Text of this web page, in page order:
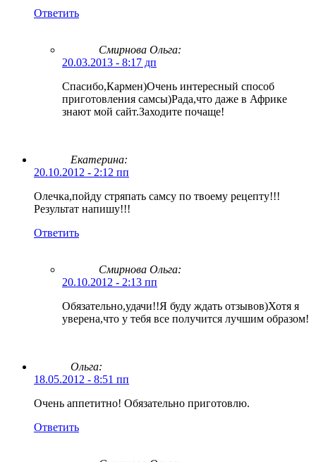
Ответить
Смирнова Ольга:
20.03.2013 - 8:17 дп
Спасибо,Кармен)Очень интересный способ
приготовления самсы)Рада,что даже в Африке
знают мой сайт.Заходите почаще!
Екатерина:
20.10.2012 - 2:12 пп
Олечка,пойду стряпать самсу по твоему рецепту!!!
Результат напишу!!!
Ответить
Смирнова Ольга:
20.10.2012 - 2:13 пп
Обязательно,удачи!!Я буду ждать отзывов)Хотя я
уверена,что у тебя все получится лучшим образом!
Ольга:
18.05.2012 - 8:51 пп
Очень аппетитно! Обязательно приготовлю.
Ответить